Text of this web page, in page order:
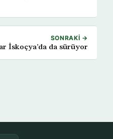
SONRAKI →
İskoçya’da da sürüyor